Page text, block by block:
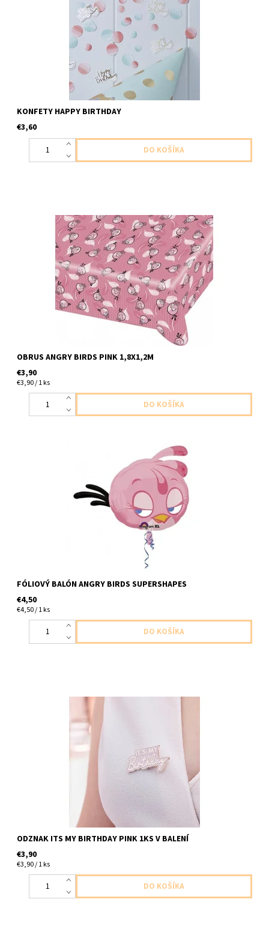
KONFETY HAPPY BIRTHDAY
€3,60
plastovy obrus angry birds ruzovy 1ks v baleni velkost 1,8x1,2m
OBRUS ANGRY BIRDS PINK 1,8X1,2M
€3,90
€3,90 / 1 ks
Fóliový balón Angry Birds Supershapes 1ks v baleni velkost
68x53cm dodavame nenafukany
FÓLIOVÝ BALÓN ANGRY BIRDS SUPERSHAPES
€4,50
€4,50 / 1 ks
kovovy odznak ruzovy moj narodeninovy den 1ks v baleni
ODZNAK ITS MY BIRTHDAY PINK 1KS V BALENÍ
€3,90
€3,90 / 1 ks